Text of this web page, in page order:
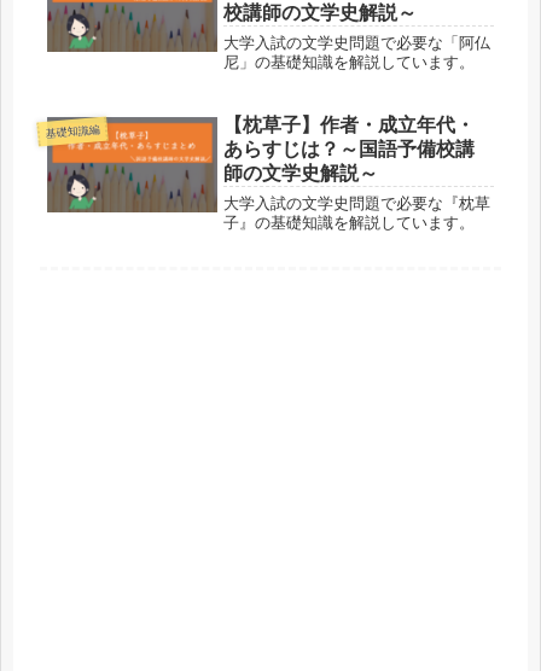
校講師の文学史解説～
大学入試の文学史問題で必要な「阿仏
尼」の基礎知識を解説しています。
基礎知識編
【枕草子】作者・成立年代・
あらすじは？～国語予備校講
師の文学史解説～
大学入試の文学史問題で必要な『枕草
子』の基礎知識を解説しています。